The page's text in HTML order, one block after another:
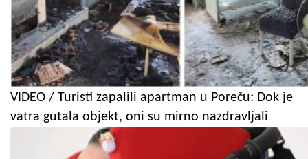
VIDEO / Turisti zapalili apartman u Poreču: Dok je
vatra gutala objekt, oni su mirno nazdravljali